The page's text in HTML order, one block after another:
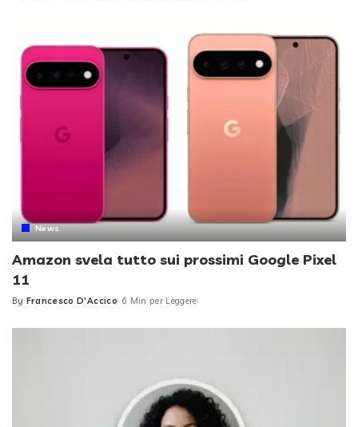
News
Amazon svela tutto sui prossimi Google Pixel
11
Posted
By Francesco D'Accico 6 Min per Leggere